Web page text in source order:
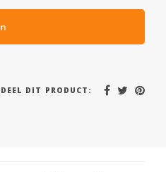
DEEL DIT PRODUCT: